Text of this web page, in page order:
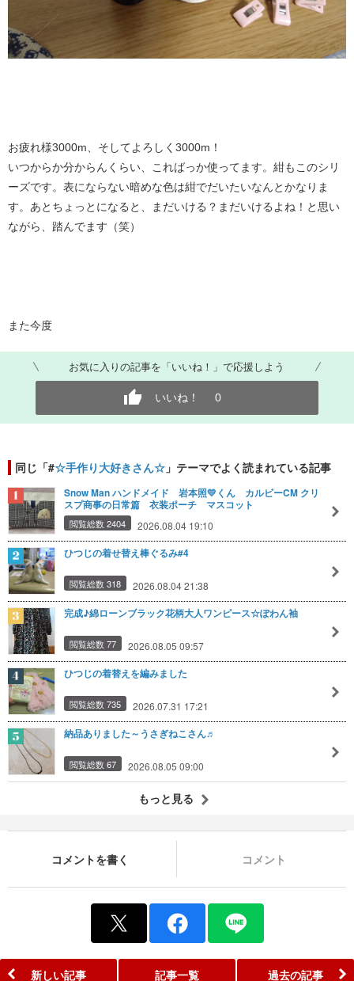
お疲れ様3000m、そしてよろしく3000m！
いつからか分からんくらい、こればっか使ってます。紺もこのシリ
ーズです。表にならない暗めな色は紺でだいたいなんとかなりま
す。あとちょっとになると、まだいける？まだいけるよね！と思い
ながら、踏んでます（笑）
また今度
お気に入りの記事を「いいね！」で応援しよう
いいね！ 0
同じ「#☆手作り大好きさん☆ 」テーマでよく読まれている記事
Snow Man ハンドメイド 岩本照💛くん カルビーCM クリ
スプ商事の日常篇 衣装ポーチ マスコット
閲覧総数 2404 2026.08.04 19:10
ひつじの着せ替え棒ぐるみ#4
閲覧総数 318 2026.08.04 21:38
完成♪綿ローンブラック花柄大人ワンピース☆ぽわん袖
閲覧総数 77 2026.08.05 09:57
ひつじの着替えを編みました
閲覧総数 735 2026.07.31 17:21
納品ありました～うさぎねこさん♬
閲覧総数 67 2026.08.05 09:00
もっと見る
コメントを書く コメント
新しい記事 記事一覧 過去の記事